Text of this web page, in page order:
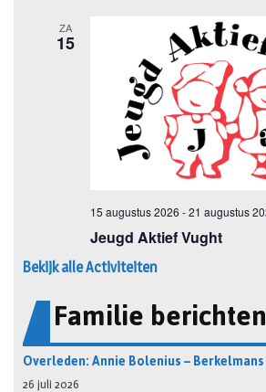
Bekijk alle Activiteiten
Familie berichten
Overleden: Annie Bolenius – Berkelmans
26 juli 2026